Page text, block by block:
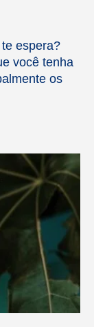
espera?
você tenha
os